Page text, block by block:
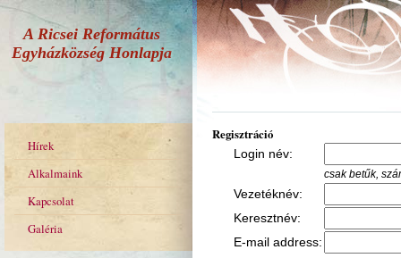
A Ricsei Református
Egyházközség Honlapja
Hírek
Alkalmaink
Kapcsolat
Galéria
Regisztráció
Login név:
csak betűk,
Vezetéknév:
Keresztnév:
E-mail address: